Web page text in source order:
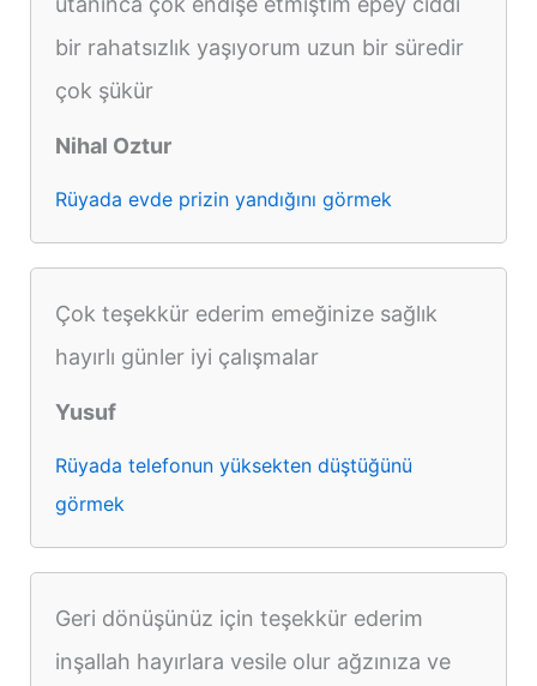
bir rahatsızlık yaşıyorum uzun bir süredir
çok şükür
Nihal Oztur
Rüyada evde prizin yandığını görmek
Çok teşekkür ederim emeğinize sağlık
hayırlı günler iyi çalışmalar
Yusuf
Rüyada telefonun yüksekten düştüğünü
görmek
Geri dönüşünüz için teşekkür ederim
inşallah hayırlara vesile olur ağzınıza ve